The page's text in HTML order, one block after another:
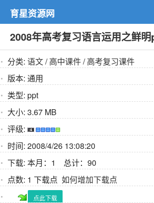
育星资源网
2008年高考复习语言运用之鲜
分类: 语文/高中课件/高考复习课件
版本: 通用
类型: ppt
大小: 3.67 MB
评级:
时间: 2008/4/26 13:08:20
下载: 本月：1 总计：90
点数: 1 下载点 如何增加下载点
点此下载